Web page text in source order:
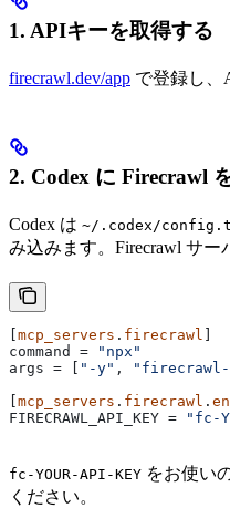
1. APIキーを取得する
firecrawl.dev/app で登録し、
2. Codex に Firecrawl
Codex は ~/.codex/
み込みます。Firecrawl サー
mcp_servers . firecrawl
command
=
"npx"
args = [ "-y" , "firecrawl-
mcp_servers . firecrawl .
FIRECRAWL_API_KEY = "fc-
fc-YOUR-API-KEY をお使い
ください。